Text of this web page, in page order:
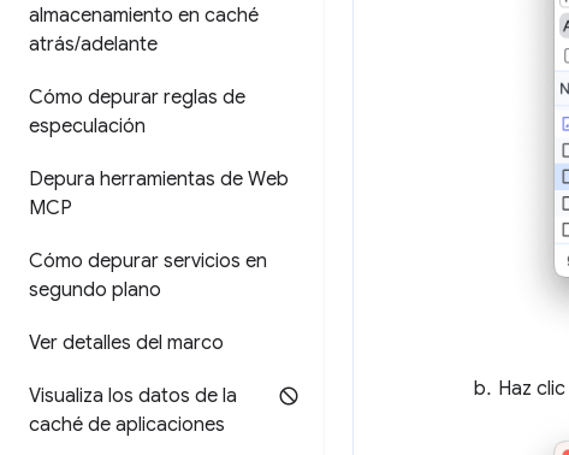
almacenamiento en caché
atrás/adelante
Cómo depurar reglas de
especulación
Depura herramientas de Web
MCP
Cómo depurar servicios en
segundo plano
Ver detalles del marco
Visualiza los datos de la
caché de aplicaciones
Haz clic